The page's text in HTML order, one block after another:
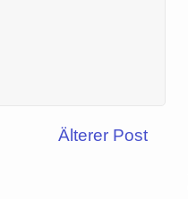
Älterer Post